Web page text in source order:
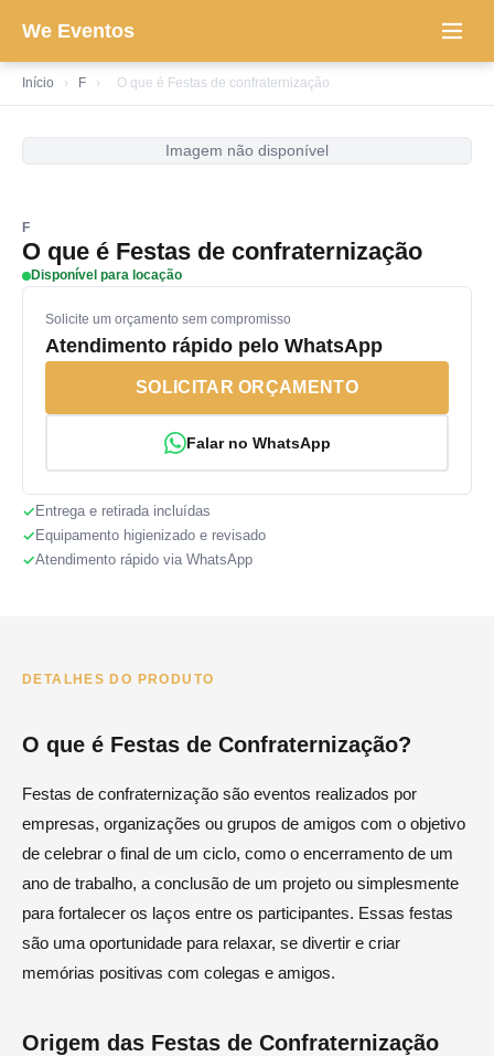
We Eventos
Início › F › O que é Festas de confraternização
Imagem não disponível
F
O que é Festas de confraternização
Disponível para locação
Solicite um orçamento sem compromisso
Atendimento rápido pelo WhatsApp
SOLICITAR ORÇAMENTO
Falar no WhatsApp
Entrega e retirada incluídas
Equipamento higienizado e revisado
Atendimento rápido via WhatsApp
DETALHES DO PRODUTO
O que é Festas de Confraternização?
Festas de confraternização são eventos realizados por
empresas, organizações ou grupos de amigos com o objetivo
de celebrar o final de um ciclo, como o encerramento de um
ano de trabalho, a conclusão de um projeto ou simplesmente
para fortalecer os laços entre os participantes. Essas festas
são uma oportunidade para relaxar, se divertir e criar
memórias positivas com colegas e amigos.
Origem das Festas de Confraternização